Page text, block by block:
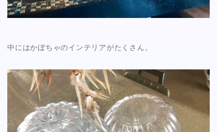
中にはかぼちゃのインテリアがたくさん。